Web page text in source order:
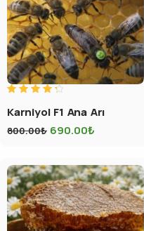
üzerinden
4.43
oy aldı
Karniyol F1 Ana Arı
800.00₺ 690.00₺